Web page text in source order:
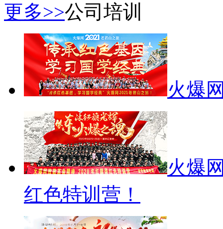
更多>>公司培训
火爆
火爆
红色特训营！